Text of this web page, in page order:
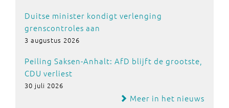
Duitse minister kondigt verlenging
grenscontroles aan
3 augustus 2026
Peiling Saksen-Anhalt: AfD blijft de grootste,
CDU verliest
30 juli 2026
Meer in het nieuws